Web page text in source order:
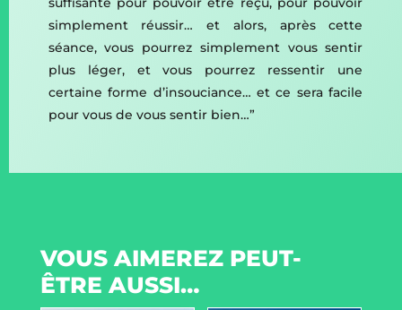
simplement réussir… et alors, après cette
séance, vous pourrez simplement vous sentir
plus léger, et vous pourrez ressentir une
certaine forme d’insouciance… et ce sera facile
pour vous de vous sentir bien…”
VOUS AIMEREZ PEUT-
ÊTRE AUSSI…